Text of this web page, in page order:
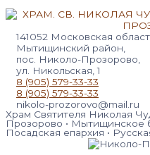
141052 Московская
Мытищинский район,
пос. Николо-Прозорово,
ул. Никольская, 1
8 (905) 579-33-33
8 (905) 579-33-33
nikolo-prozorovo@mail.ru
Храм Святителя Николая
Прозорово • Мытищинское
Посадская епархия •